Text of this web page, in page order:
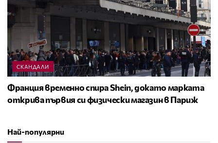
СКАНДАЛИ
Франция временно спира Shein, докато марката
открива първия си физически магазин в Париж
Най-популярни